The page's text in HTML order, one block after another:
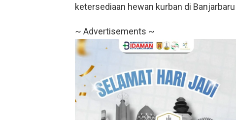
ketersediaan hewan kurban di
~ Advertisements ~